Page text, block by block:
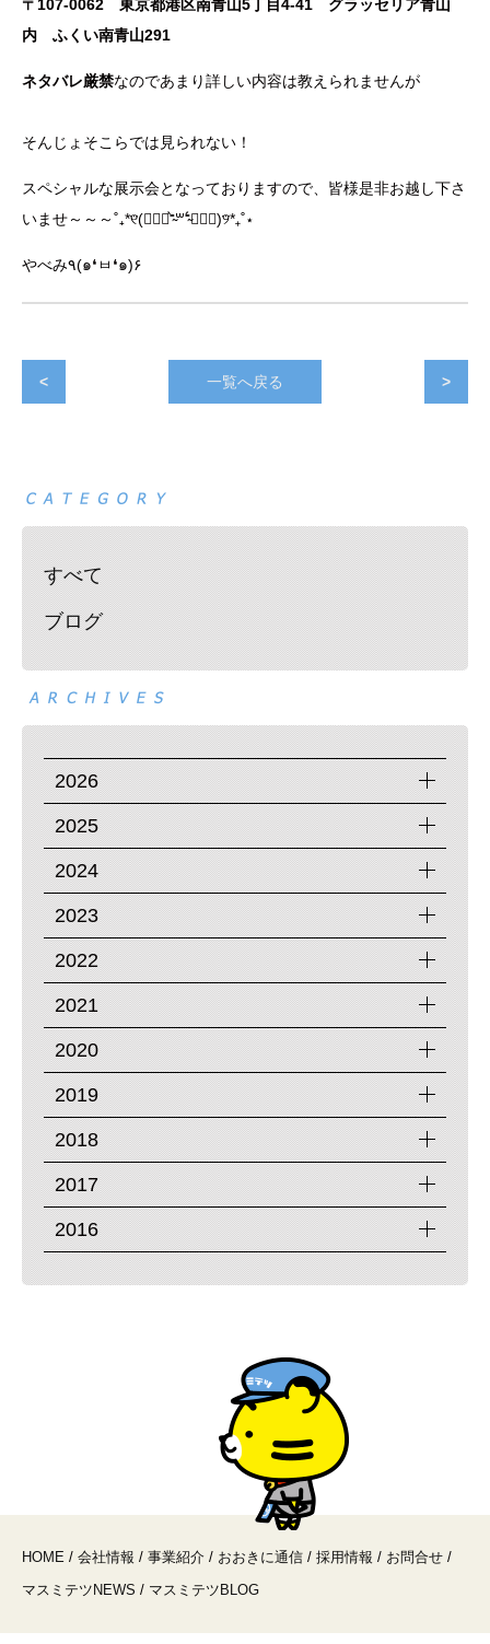
〒107-0062 東京都港区南青山5丁目4-41 グラッセリア青山
内 ふくい南青山291
ネタバレ厳禁なのであまり詳しい内容は教えられませんが
そんじょそこらでは見られない！
スペシャルな展示会となっておりますので、皆様是非お越し下さ
いませ～～～˚₊*୧⃛(๑⃙⃘⁼̴̀꒳⁼̴́๑⃙⃘)୨⃛*₊˚⋆
やべみ٩(๑❛ㅂ❛๑)۶
< 一覧へ戻る >
すべて
ブログ
2026
2025
2024
2023
2022
2021
2020
2019
2018
2017
2016
HOME / 会社情報 / 事業紹介 / おおきに通信 / 採用情報 / お問合せ /
マスミテツNEWS / マスミテツBLOG